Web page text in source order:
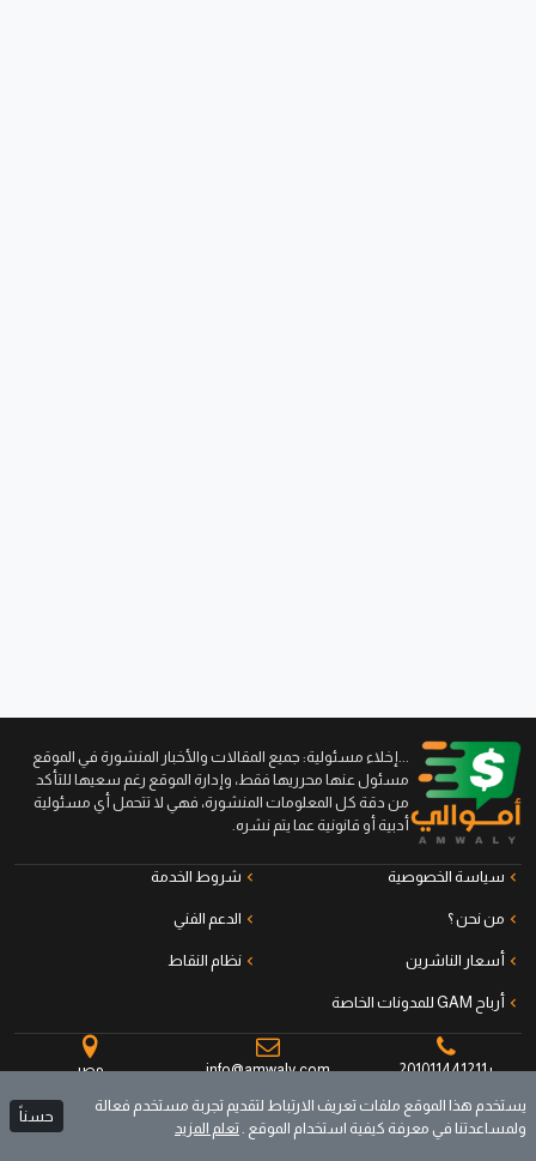
...إخلاء مسئولية: جميع المقالات والأخبار المنشورة في الموقع
مسئول عنها محرريها فقط، وإدارة الموقع رغم سعيها للتأكد
من دقة كل المعلومات المنشورة، فهي لا تتحمل أي مسئولية
أدبية أو قانونية عما يتم نشره.
سياسة الخصوصية شروط الخدمة
من نحن ؟ الدعم الفني
أسعار الناشرين نظام النقاط
أرباح GAM للمدونات الخاصة
+201011441211
info@amwaly.com مصر
جميع الحقوق محفوظة © أموالي منصة الناشرين
يستخدم هذا الموقع ملفات تعريف الارتباط لتقديم تجربة مستخدم فعالة
ولمساعدتنا في معرفة كيفية استخدام الموقع . تعلم المزيد
حسناً